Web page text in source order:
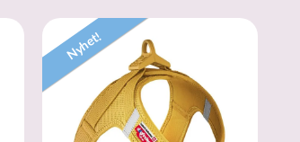
Nyhet!